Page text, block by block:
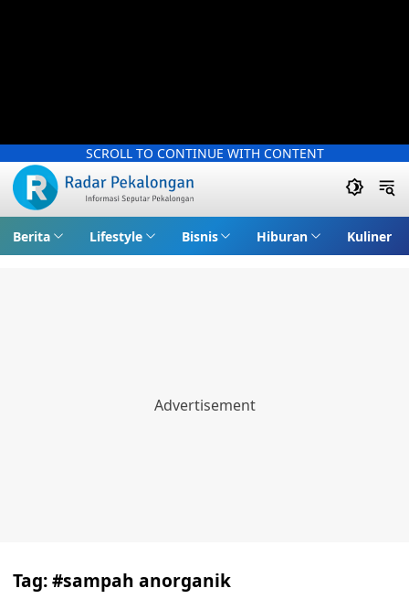
SCROLL TO CONTINUE WITH CONTENT
Berita Lifestyle Bisnis Hiburan Kuliner
Tag:#sampah anorganik